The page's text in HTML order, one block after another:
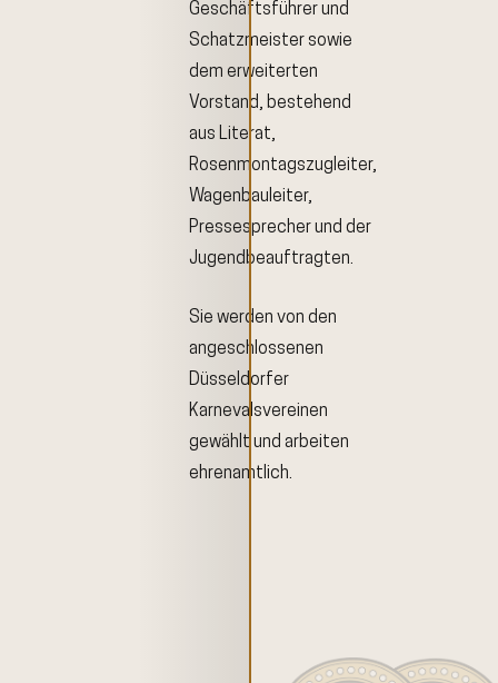
Geschäftsführer und
Schatzmeister sowie
dem erweiterten
Vorstand, bestehend
aus Literat,
Rosenmontagszugleiter,
Wagenbauleiter,
Pressesprecher und der
Jugendbeauftragten.
Sie werden von den
angeschlossenen
Düsseldorfer
Karnevalsvereinen
gewählt und arbeiten
ehrenamtlich.